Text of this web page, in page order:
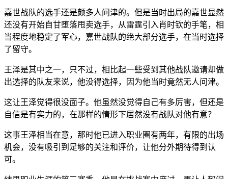
嘉世战队的选手还是颇多人问津的。但是当时出局的嘉世显然
还没有开始自甘堕落甩卖选手，从雷霆引入肖时钦的手笔，相
当程度地稳定了军心，嘉世战队的绝大部分选手，在当时选择
了留守。
王泽是其中之一，只不过，相比起一些受到其他战队邀请却做
出选择的队友来说，他没得选择，因为他当时竟然无人问津。
这让王泽觉得很没面子。他虽然没觉得自己有多厉害，但还是
自信是有实力的，在那样的情形下居然没有战队对他有意？
这事王泽相当在意，那时他已进入职业圈有两年，有限的出场
机会，没有吸引到足够的关注和评价，让他分外期待得到认
可。